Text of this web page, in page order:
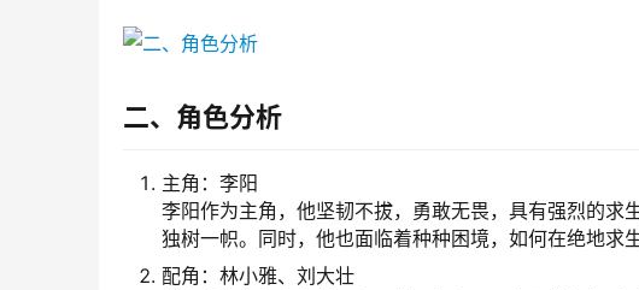
二、角色分析
主角：李阳
李阳作为主角，他坚韧不拔，勇敢无畏，具有强烈的
独树一帜。同时，他也面临着种种困境，如何在绝地求
配角：林小雅、刘大壮